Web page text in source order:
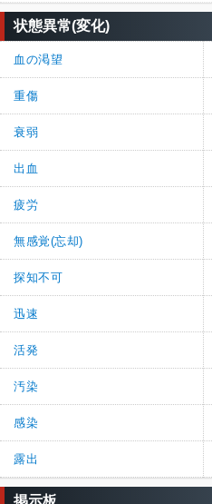
状態異常(変化)
血の渇望
重傷
衰弱
出血
疲労
無感覚(忘却)
探知不可
迅速
活発
汚染
感染
露出
掲示板